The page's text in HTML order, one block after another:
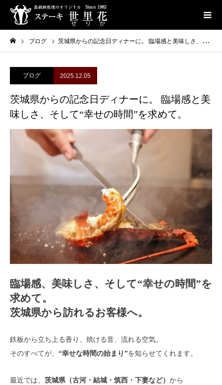
ブログ 茨城県からの記念日ディナーに。 臨場感と美味しさ、そして“幸せの時間”を求めて。
ブログ 2025.12.05
茨城県からの記念日ディナーに。 臨場感と美
味しさ、そして“幸せの時間”を求めて。
臨場感、美味しさ、そして“幸せの時間”を
求めて。
茨城県から訪れるお客様へ。
鉄板から立ち上る香り、焼ける音、流れる空気。
そのすべてが、 “幸せな時間の始まり”を知らせてくれます。
最近では、 茨城県（古河・結城・筑西・下妻など） から